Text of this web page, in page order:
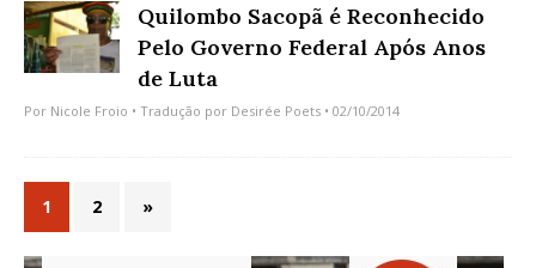
Quilombo Sacopã é Reconhecido
Pelo Governo Federal Após Anos
de Luta
Por Nicole Froio • Tradução por Desirée Poets • 02/10/2014
1 2 »